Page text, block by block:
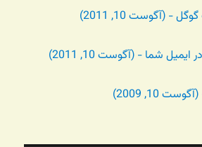
- (آگوست 10, 2011)
شما - (آگوست 10, 2011)
10, 2009)